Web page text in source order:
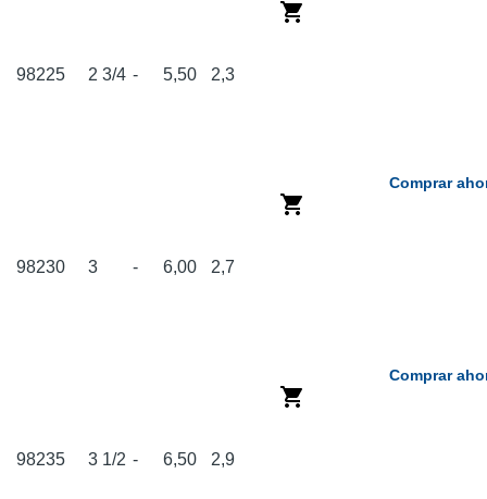
98225 2 3/4 - 5,50 2,3
98230 3 - 6,00 2,7
Comprar
98235 3 1/2 - 6,50 2,9
Comprar